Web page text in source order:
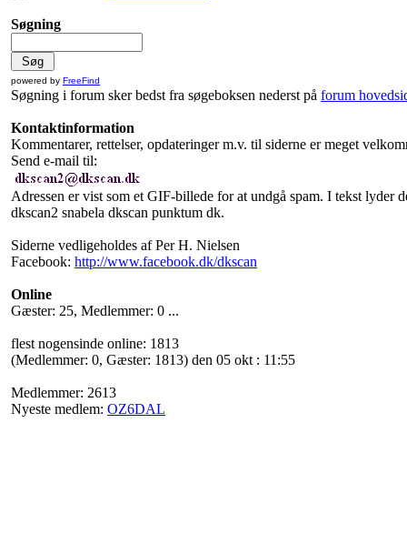
Søgning
powered by FreeFind
Søgning i forum sker bedst fra søgeboksen nederst på forum
Kontaktinformation
Kommentarer, rettelser, opdateringer m.v. til siderne er meget
Send e-mail til:
Adressen er vist som et GIF-billede for at undgå spam. I tekst lyder
dkscan2 snabela dkscan punktum dk.
Siderne vedligeholdes af Per H. Nielsen
Facebook: http://www.facebook.dk/dkscan
Online
Gæster: 25, Medlemmer: 0 ...
flest nogensinde online: 1813
(Medlemmer: 0, Gæster: 1813) den 05 okt : 11:55
Medlemmer: 2613
Nyeste medlem: OZ6DAL